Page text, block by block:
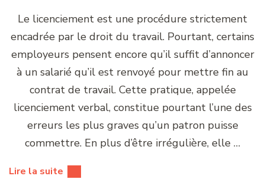
Le licenciement est une procédure strictement
encadrée par le droit du travail. Pourtant, certains
employeurs pensent encore qu’il suffit d’annoncer
à un salarié qu’il est renvoyé pour mettre fin au
contrat de travail. Cette pratique, appelée
licenciement verbal, constitue pourtant l’une des
erreurs les plus graves qu’un patron puisse
commettre. En plus d’être irrégulière, elle …
Lire la suite